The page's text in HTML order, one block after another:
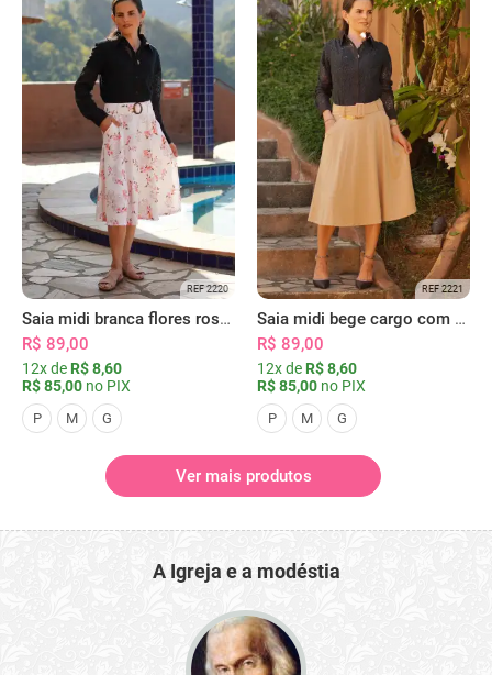
REF 2220
Saia midi branca flores rosas com bolsos
R$ 89,00
12x de R$ 8,60
R$ 85,00 no PIX
P M G
REF 2221
Saia midi bege cargo com bolsos
R$ 89,00
12x de R$ 8,60
R$ 85,00 no PIX
P M G
Ver mais produtos
A Igreja e a modéstia